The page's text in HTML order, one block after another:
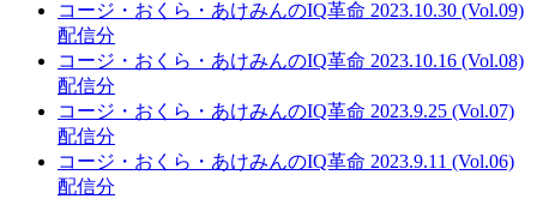
コージ・おくら・あけみんのIQ革命 2023.10.30 (Vol.09)
配信分
コージ・おくら・あけみんのIQ革命 2023.10.16 (Vol.08)
配信分
コージ・おくら・あけみんのIQ革命 2023.9.25 (Vol.07)
配信分
コージ・おくら・あけみんのIQ革命 2023.9.11 (Vol.06)
配信分